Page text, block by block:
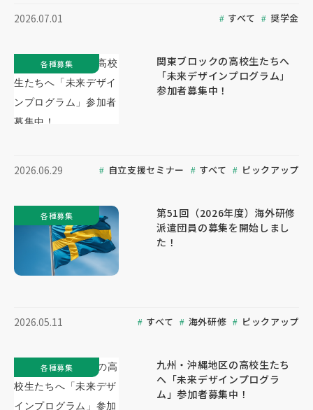
2026.07.01 すべて 奨学金
関東ブロックの高校生たちへ
「未来デザインプログラム」
参加者募集中！
2026.06.29 自立支援セミナー すべて ピックアップ
各種募集
第51回（2026年度）海外研修
派遣団員の募集を開始しまし
た！
2026.05.11 すべて 海外研修 ピックアップ
各種募集
九州・沖縄地区の高校生たち
へ「未来デザインプログラ
ム」参加者募集中！
各種募集